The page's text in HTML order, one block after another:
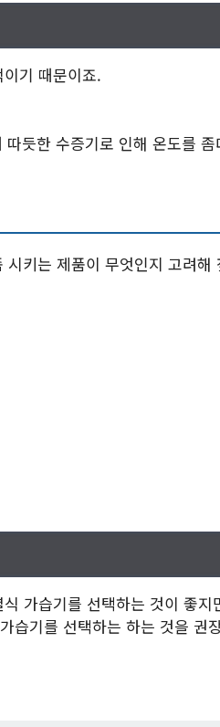
기 때문이죠.
듯한 수증기로 인해 온도를 좀
키는 제품이 무엇인지 고려해
가습기를 선택하는 것이 좋지
습기를 선택하는 하는 것을 권